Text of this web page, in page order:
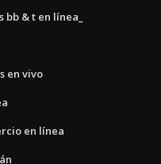
& t en línea_
en vivo
en línea